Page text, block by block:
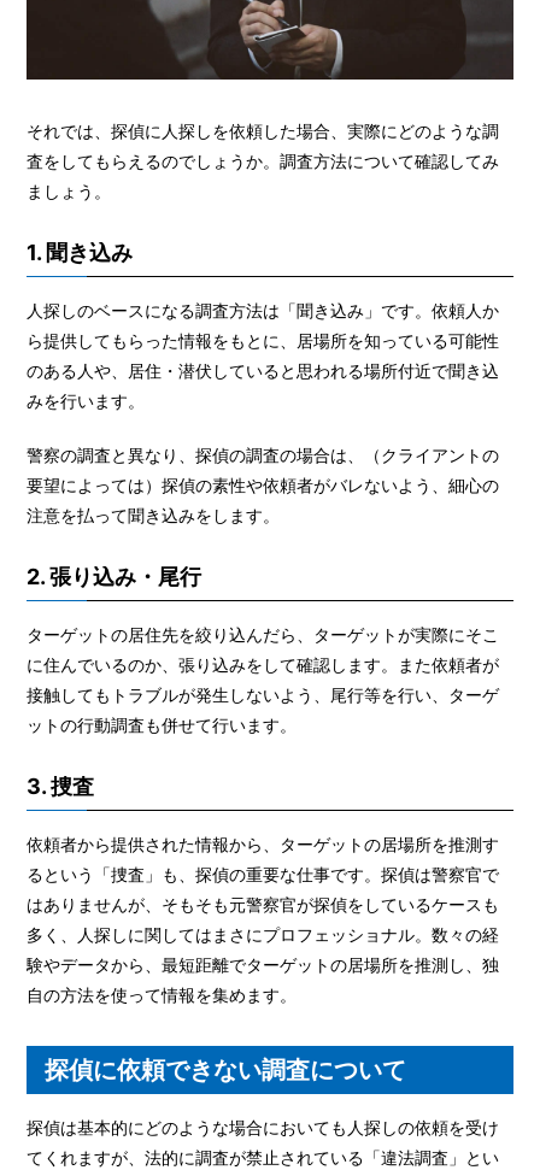
それでは、探偵に人探しを依頼した場合、実際にどのような調
査をしてもらえるのでしょうか。調査方法について確認してみ
ましょう。
1. 聞き込み
人探しのベースになる調査方法は「聞き込み」です。依頼人か
ら提供してもらった情報をもとに、居場所を知っている可能性
のある人や、居住・潜伏していると思われる場所付近で聞き込
みを行います。
警察の調査と異なり、探偵の調査の場合は、（クライアントの
要望によっては）探偵の素性や依頼者がバレないよう、細心の
注意を払って聞き込みをします。
2. 張り込み・尾行
ターゲットの居住先を絞り込んだら、ターゲットが実際にそこ
に住んでいるのか、張り込みをして確認します。また依頼者が
接触してもトラブルが発生しないよう、尾行等を行い、ターゲ
ットの行動調査も併せて行います。
3. 捜査
依頼者から提供された情報から、ターゲットの居場所を推測す
るという「捜査」も、探偵の重要な仕事です。探偵は警察官で
はありませんが、そもそも元警察官が探偵をしているケースも
多く、人探しに関してはまさにプロフェッショナル。数々の経
験やデータから、最短距離でターゲットの居場所を推測し、独
自の方法を使って情報を集めます。
探偵に依頼できない調査について
探偵は基本的にどのような場合においても人探しの依頼を受け
てくれますが、法的に調査が禁止されている「違法調査」とい